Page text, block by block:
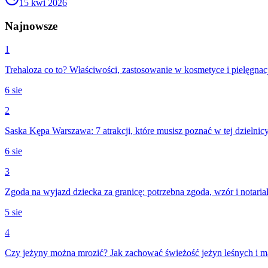
15 kwi 2026
Najnowsze
1
Trehaloza co to? Właściwości, zastosowanie w kosmetyce i
6 sie
2
Saska Kępa Warszawa: 7 atrakcji, które musisz poznać w tej
6 sie
3
Zgoda na wyjazd dziecka za granicę: potrzebna zgoda, wzór i
5 sie
4
Czy jeżyny można mrozić? Jak zachować świeżość jeżyn leśnych i